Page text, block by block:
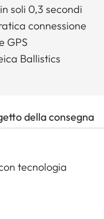
soli 0,3 secondi
connessione
GPS
Ballistics
della consegna
tecnologia